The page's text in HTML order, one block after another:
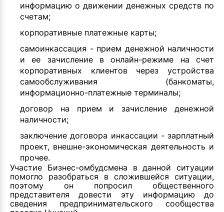
информацию о движении денежных средств по
счетам;
корпоративные платежные карты;
самоинкассация - прием денежной наличности
и ее зачисление в онлайн-режиме на счет
корпоративных клиентов через устройства
самообслуживания (банкоматы,
информационно-платежные терминалы;
договор на прием и зачисление денежной
наличности;
заключение договора инкассации - зарплатный
проект, внешне-экономическая деятельность и
прочее.
Участие Бизнес-омбудсмена в данной ситуации
помогло разобраться в сложившейся ситуации,
поэтому он попросил общественного
представителя довести эту информацию до
сведения предпринимательского сообщества